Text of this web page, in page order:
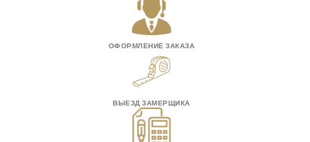
ОФОРМЛЕНИЕ ЗАКАЗА
ВЫЕЗД ЗАМЕРЩИКА